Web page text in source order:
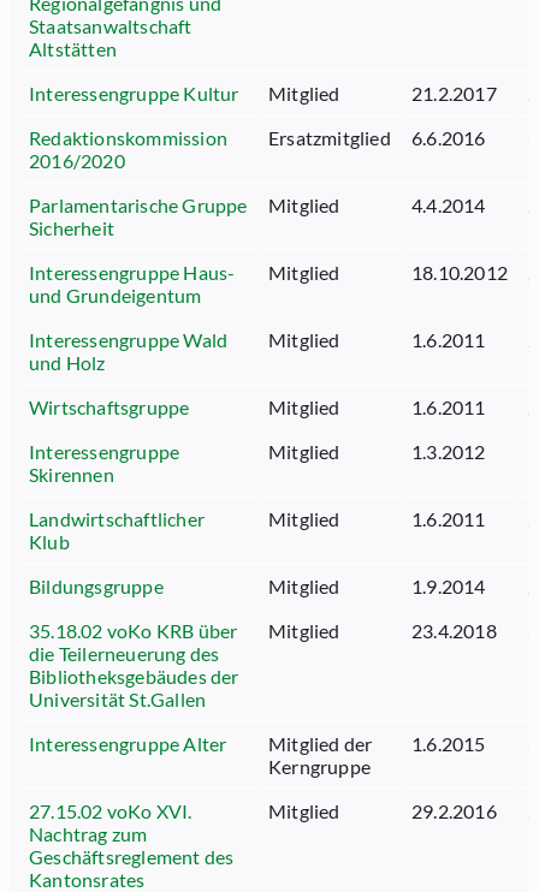
Staatsanwaltschaft
Altstätten
Interessengruppe Kultur
Mitglied 21.2.2017
Redaktionskommission
2016/2020
Ersatzmitglied 6.6.2016
Parlamentarische Gruppe
Sicherheit
Mitglied 4.4.2014
Interessengruppe Haus-
und Grundeigentum
Mitglied 18.10.2012
Interessengruppe Wald
und Holz
Mitglied 1.6.2011
Wirtschaftsgruppe Mitglied 1.6.2011
Interessengruppe
Skirennen
Mitglied 1.3.2012
Landwirtschaftlicher
Klub
Mitglied 1.6.2011
Bildungsgruppe Mitglied 1.9.2014
35.18.02 voKo KRB über
die Teilerneuerung des
Bibliotheksgebäudes der
Universität St.Gallen
Mitglied 23.4.2018
Interessengruppe Alter
Mitglied der
Kerngruppe
1.6.2015
27.15.02 voKo XVI.
Nachtrag zum
Geschäftsreglement des
Kantonsrates
Mitglied 29.2.2016